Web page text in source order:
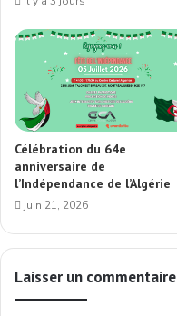
Célébration du 64e
anniversaire de
l’Indépendance de l’Algérie
juin 21, 2026
Laisser un commentaire